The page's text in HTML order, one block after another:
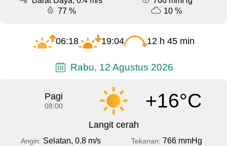
77 %
10 %
06:18 19:04 12 h 45 min
Rabu, 12 Agustus 2026
Pagi
08:00 +16°C
Langit cerah
Angin: Selatan, 0.8 m/s Tekanan: 766 mmHg